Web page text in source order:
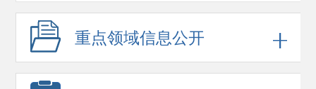
重点领域信息公开